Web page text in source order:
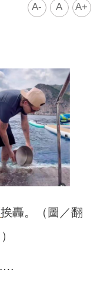
A- A A+
挨轟。（圖／翻
….